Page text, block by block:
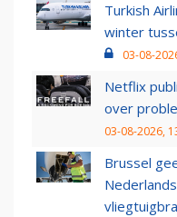
Turkish
winter
03-08-
Netflix
over
03-08-2026,
Brussel